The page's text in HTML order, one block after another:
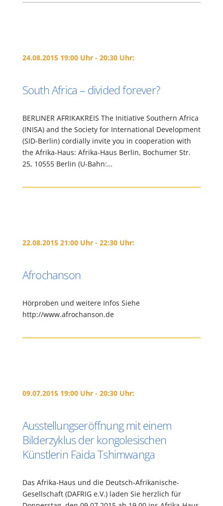
24.08.2015 19:00 Uhr - 20:30 Uhr:
South Africa – divided forever?
BERLINER AFRIKAKREIS The Initiative Southern Africa
(INISA) and the Society for International Development
(SID-Berlin) cordially invite you in cooperation with
the Afrika-Haus: Afrika-Haus Berlin, Bochumer Str.
25, 10555 Berlin (U-Bahn:…
22.08.2015 21:00 Uhr - 22:30 Uhr:
Afrochanson
Hörproben und weitere Infos Siehe
http://www.afrochanson.de
09.07.2015 19:00 Uhr - 20:30 Uhr:
Ausstellungseröffnung mit einem
Bilderzyklus der kongolesischen
Künstlerin Faida Tshimwanga
Das Afrika-Haus und die Deutsch-Afrikanische-
Gesellschaft (DAFRIG e.V.) laden Sie herzlich für